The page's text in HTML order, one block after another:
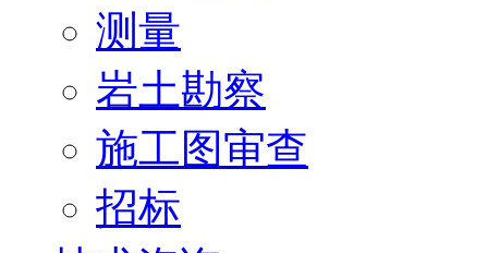
测量
岩土勘察
施工图审查
招标